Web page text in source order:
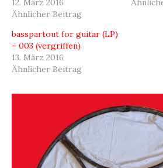
12. März 2016
Ähnlicher Beitrag
basspartout for guitar (LP)
– 003 (vergriffen)
13. März 2016
Ähnlicher Beitrag